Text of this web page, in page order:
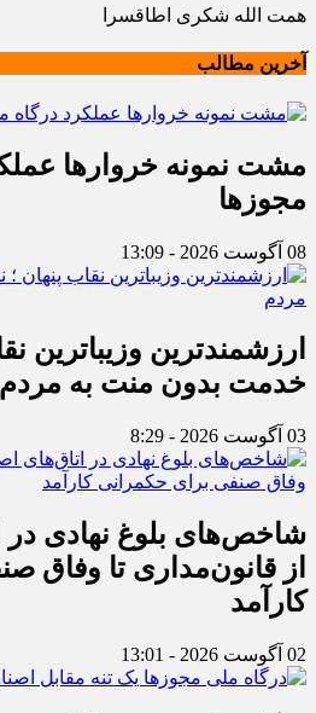
همت الله شکری اطاقسرا
آخرین مطالب
مشت نمونه خروارها
مجوزها
08 آگوست 2026 - 13:09
ارزشمندترین وزیباترین
خدمت بدون منت به مردم
03 آگوست 2026 - 8:29
شاخص‌های بلوغ نهادی در
از قانون‌مداری تا وفاق
کارآمد
02 آگوست 2026 - 13:01